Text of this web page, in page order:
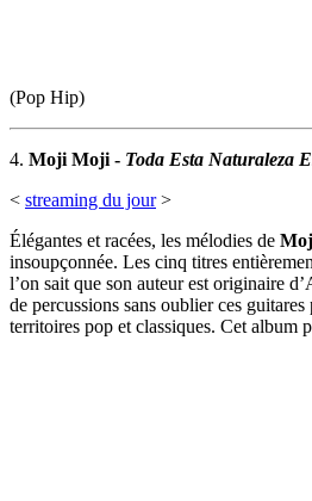
(Pop Hip)
4. Moji Moji - Toda Esta Naturaleza
< streaming du jour>
Élégantes et racées, les mélodies de
insoupçonnée. Les cinq titres
l’on sait que son auteur est originaire
de percussions sans oublier ces
territoires pop et classiques. Cet album